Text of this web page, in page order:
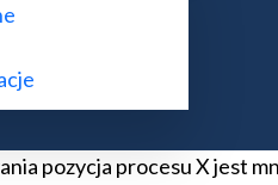
L\'evy'ego z
L\'evy'ego Y poprzez
pozycja procesu X jest